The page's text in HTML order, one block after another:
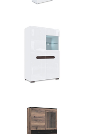
Форма
прямая
1 шт.